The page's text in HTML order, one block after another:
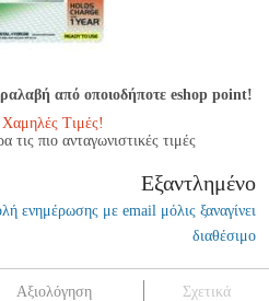
από οποιοδήποτε eshop point!
Τιμές!
πιο ανταγωνιστικές τιμές
Εξαντλημένο
ενημέρωσης με email μόλις ξαναγίνει
διαθέσιμο
Αξιολόγηση Σχετικά